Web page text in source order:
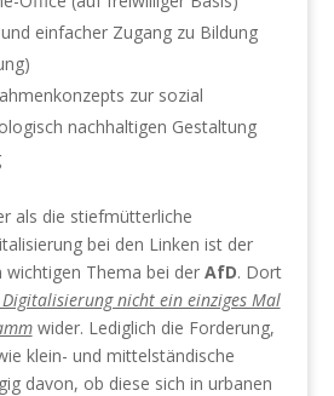
einfacher Zugang zu Bildung
zur sozial
nachhaltigen Gestaltung
als die stiefmütterliche
bei den Linken ist der
Thema bei der AfD. Dort
nicht ein einziges Mal
wider. Lediglich die Forderung,
klein- und mittelständische
davon, ob diese sich in urbanen